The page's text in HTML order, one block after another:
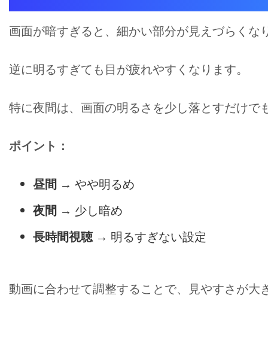
画面が暗すぎると、細かい部分が見えづらくな
逆に明るすぎても目が疲れやすくなります。
特に夜間は、画面の明るさを少し落とすだけで
ポイント：
昼間 → やや明るめ
夜間 → 少し暗め
長時間視聴 → 明るすぎない設定
動画に合わせて調整することで、見やすさが大